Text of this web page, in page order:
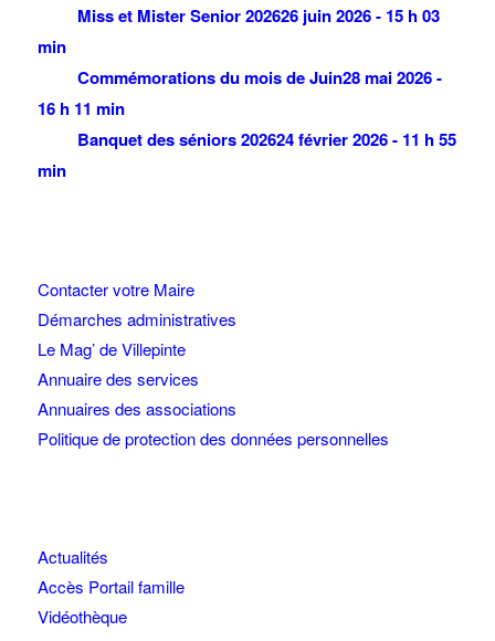
Miss et Mister Senior 202626 juin 2026 - 15 h 03
min
Commémorations du mois de Juin28 mai 2026 -
16 h 11 min
Banquet des séniors 202624 février 2026 - 11 h 55
min
Contacter votre Maire
Démarches administratives
Le Mag’ de Villepinte
Annuaire des services
Annuaires des associations
Politique de protection des données personnelles
Actualités
Accès Portail famille
Vidéothèque